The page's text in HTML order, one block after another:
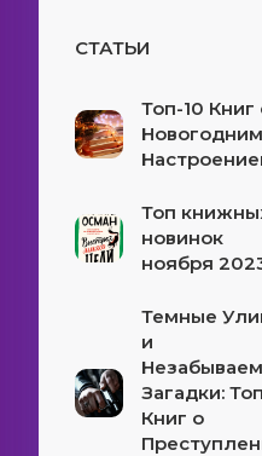
СТАТЬИ
Топ-10 Книг
Новогодним
Топ
новинок
ноября
Темные
и
Загадки: Топ
Книг о